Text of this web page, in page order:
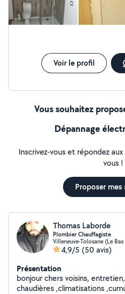
Voir le profil
Vous souhaitez
Dépannage
Inscrivez-vous et répondez
vous !
Proposer mes
Thomas Laborde
Plombier Chauffagiste
Villeneuve-Tolosane (Le
4,9/5 (50 avis)
Présentation
bonjour chers voisins,
chaudières ,climatisations